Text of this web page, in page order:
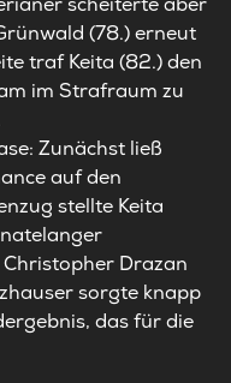
(78.) erneut
traf Keita (82.) den
im Strafraum zu
Zunächst ließ
auf den
stellte Keita
Drazan
sorgte knapp
das für die